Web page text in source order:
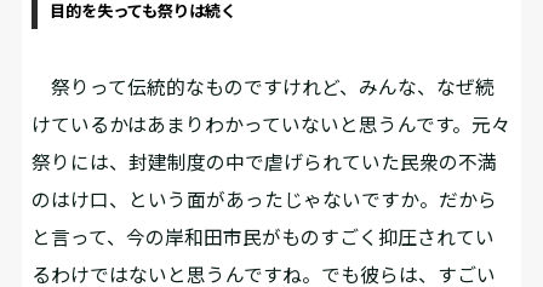
目的を失っても祭りは続く
祭りって伝統的なものですけれど、みんな、なぜ続
けているかはあまりわかっていないと思うんです。元々
祭りには、封建制度の中で虐げられていた民衆の不満
のはけ口、という面があったじゃないですか。だから
と言って、今の岸和田市民がものすごく抑圧されてい
るわけではないと思うんですね。でも彼らは、すごい